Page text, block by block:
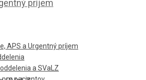
príjem
APS a Urgentný príjem
a SVaLZ